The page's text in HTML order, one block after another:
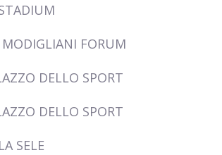
FORUM
DELLO SPORT
DELLO SPORT
SELE